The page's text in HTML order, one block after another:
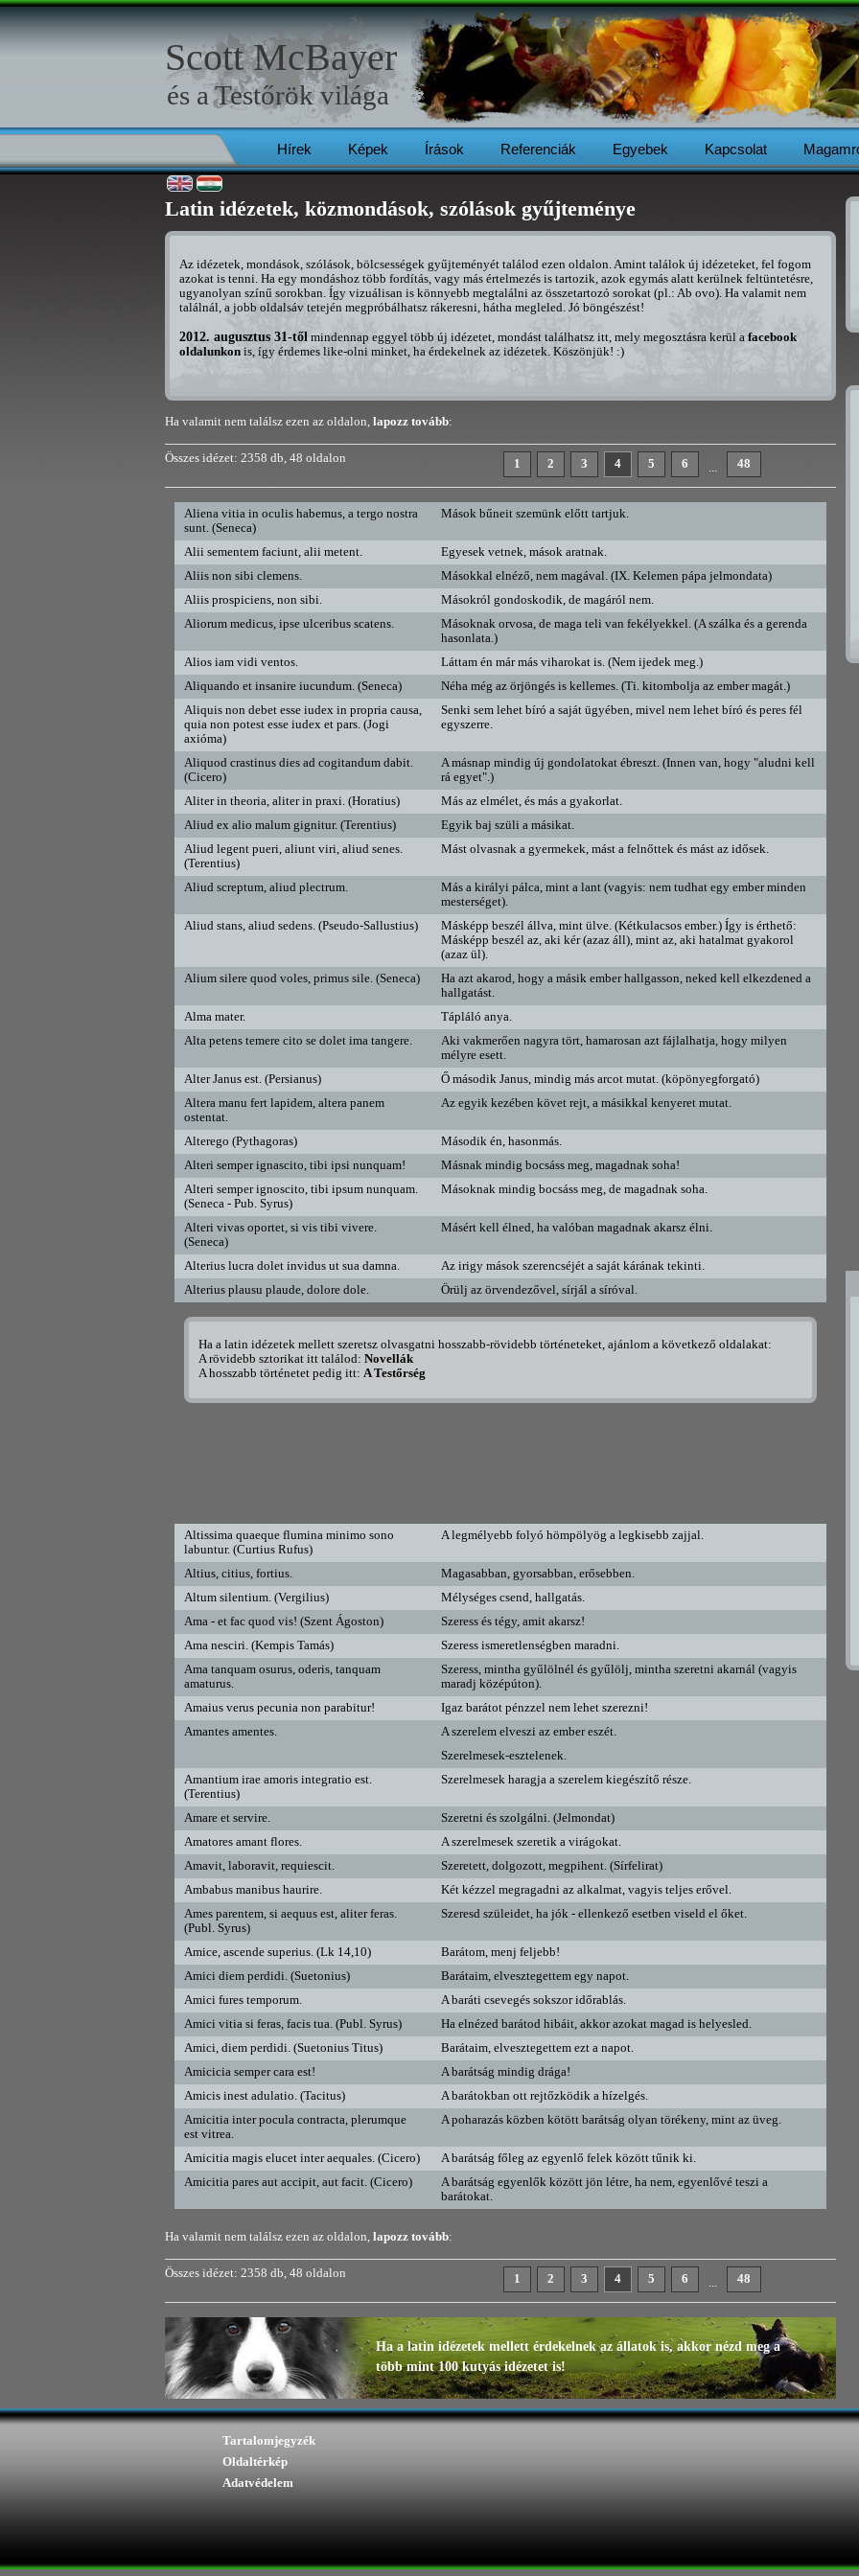
Hírek Képek Írások Referenciák Egyebek Kapcsolat
Scott McBayer
és aTestőrökvilága
Latin idézetek, közmondások, szólások gyűjteménye
Az idézetek, mondások, szólások, bölcsességek gyűjteményét találod ezen oldalon. Amint találok új idézeteket, fel fogom
azokat is tenni. Ha egy mondáshoz több fordítás, vagy más értelmezés is tartozik, azok egymás alatt kerülnek feltüntetésre,
ugyanolyan színű sorokban. Így vizuálisan is könnyebb megtalálni az összetartozó sorokat (pl.: Ab ovo). Ha valamit nem
találnál, a jobb oldalsáv tetején megpróbálhatsz rákeresni, hátha megleled. Jó böngészést!
2012. augusztus 31-től mindennap eggyel több új idézetet, mondást találhatsz itt, mely megosztásra kerül a facebook
oldalunkon is, így érdemes like-olni minket, ha érdekelnek az idézetek. Köszönjük! :)
Ha valamit nem találsz ezen az oldalon, lapozz tovább:
Összes idézet: 2358 db, 48 oldalon 1 2 3 4 5 6 48
Aliena vitia in oculis habemus, a tergo nostra
sunt. (Seneca)
Mások bűneit szemünk előtt tartjuk.
Alii sementem faciunt, alii metent.
Egyesek vetnek, mások aratnak.
Aliis non sibi clemens.
Másokkal elnéző, nem magával. (IX. Kelemen pápa jelmondata)
Aliis prospiciens, non sibi.
Másokról gondoskodik, de magáról nem.
Aliorum medicus, ipse ulceribus scatens.
Másoknak orvosa, de maga teli van fekélyekkel. (A szálka és a gerenda
hasonlata.)
Alios iam vidi ventos.
Láttam én már más viharokat is. (Nem ijedek meg.)
Aliquando et insanire iucundum. (Seneca)
Néha még az örjöngés is kellemes. (Ti. kitombolja az ember magát.)
Aliquis non debet esse iudex in propria causa,
quia non potest esse iudex et pars. (Jogi
axióma)
Senki sem lehet bíró a saját ügyében, mivel nem lehet bíró és peres fél
egyszerre.
Aliquod crastinus dies ad cogitandum dabit.
(Cicero)
A másnap mindig új gondolatokat ébreszt. (Innen van, hogy "aludni kell
rá egyet".)
Aliter in theoria, aliter in praxi. (Horatius)
Más az elmélet, és más a gyakorlat.
Aliud ex alio malum gignitur. (Terentius)
Egyik baj szüli a másikat.
Aliud legent pueri, aliunt viri, aliud senes.
(Terentius)
Mást olvasnak a gyermekek, mást a felnőttek és mást az idősek.
Aliud screptum, aliud plectrum.
Más a királyi pálca, mint a lant (vagyis: nem tudhat egy ember minden
mesterséget).
Aliud stans, aliud sedens. (Pseudo-Sallustius)
Másképp beszél állva, mint ülve. (Kétkulacsos ember.) Így is érthető:
Másképp beszél az, aki kér (azaz áll), mint az, aki hatalmat gyakorol
(azaz ül).
Alium silere quod voles, primus sile. (Seneca)
Ha azt akarod, hogy a másik ember hallgasson, neked kell elkezdened a
hallgatást.
Alma mater.
Tápláló anya.
Alta petens temere cito se dolet ima tangere.
Aki vakmerően nagyra tört, hamarosan azt fájlalhatja, hogy milyen
mélyre esett.
Alter Janus est. (Persianus)
Ő második Janus, mindig más arcot mutat. (köpönyegforgató)
Altera manu fert lapidem, altera panem
ostentat.
Az egyik kezében követ rejt, a másikkal kenyeret mutat.
Alterego (Pythagoras)
Második én, hasonmás.
Alteri semper ignascito, tibi ipsi nunquam!
Másnak mindig bocsáss meg, magadnak soha!
Alteri semper ignoscito, tibi ipsum nunquam.
(Seneca - Pub. Syrus)
Másoknak mindig bocsáss meg, de magadnak soha.
Alteri vivas oportet, si vis tibi vivere.
(Seneca)
Másért kell élned, ha valóban magadnak akarsz élni.
Alterius lucra dolet invidus ut sua damna.
Az irigy mások szerencséjét a saját kárának tekinti.
Alterius plausu plaude, dolore dole.
Örülj az örvendezővel, sírjál a síróval.
Ha a latin idézetek mellett szeretsz olvasgatni hosszabb-rövidebb történeteket, ajánlom a következő oldalakat:
A rövidebb sztorikat itt találod: Novellák
A hosszabb történetet pedig itt: A Testőrség
Altissima quaeque flumina minimo sono
labuntur. (Curtius Rufus)
A legmélyebb folyó hömpölyög a legkisebb zajjal.
Altius, citius, fortius.
Magasabban, gyorsabban, erősebben.
Altum silentium. (Vergilius)
Mélységes csend, hallgatás.
Ama - et fac quod vis! (Szent Ágoston)
Szeress és tégy, amit akarsz!
Ama nesciri. (Kempis Tamás)
Szeress ismeretlenségben maradni.
Ama tanquam osurus, oderis, tanquam
amaturus.
Szeress, mintha gyűlölnél és gyűlölj, mintha szeretni akarnál (vagyis
maradj középúton).
Amaius verus pecunia non parabitur!
Igaz barátot pénzzel nem lehet szerezni!
Amantes amentes.
A szerelem elveszi az ember eszét.
Szerelmesek-esztelenek.
Amantium irae amoris integratio est.
(Terentius)
Szerelmesek haragja a szerelem kiegészítő része.
Amare et servire.
Szeretni és szolgálni. (Jelmondat)
Amatores amant flores.
A szerelmesek szeretik a virágokat.
Amavit, laboravit, requiescit.
Szeretett, dolgozott, megpihent. (Sírfelirat)
Ambabus manibus haurire.
Két kézzel megragadni az alkalmat, vagyis teljes erővel.
Ames parentem, si aequus est, aliter feras.
(Publ. Syrus)
Szeresd szüleidet, ha jók - ellenkező esetben viseld el őket.
Amice, ascende superius. (Lk 14,10)
Barátom, menj feljebb!
Amici diem perdidi. (Suetonius)
Barátaim, elvesztegettem egy napot.
Amici fures temporum.
A baráti csevegés sokszor időrablás.
Amici vitia si feras, facis tua. (Publ. Syrus)
Ha elnézed barátod hibáit, akkor azokat magad is helyesled.
Amici, diem perdidi. (Suetonius Titus)
Barátaim, elvesztegettem ezt a napot.
Amicicia semper cara est!
A barátság mindig drága!
Amicis inest adulatio. (Tacitus)
A barátokban ott rejtőzködik a hízelgés.
Amicitia inter pocula contracta, plerumque
est vitrea.
A poharazás közben kötött barátság olyan törékeny, mint az üveg.
Amicitia magis elucet inter aequales. (Cicero)
A barátság főleg az egyenlő felek között tűnik ki.
Amicitia pares aut accipit, aut facit. (Cicero)
A barátság egyenlők között jön létre, ha nem, egyenlővé teszi a
barátokat.
Ha valamit nem találsz ezen az oldalon, lapozz tovább:
Összes idézet: 2358 db, 48 oldalon 1 2 3 4 5 6 ... 48
Ha a latin idézetek mellett érdekelnek az állatok is, akkor nézd meg a
több mint 100 kutyás idézetet is!
Tartalomjegyzék
Oldaltérkép
Adatvédelem